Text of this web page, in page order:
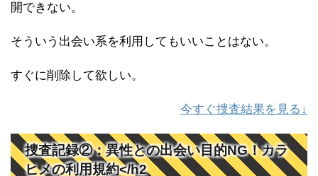
開できない。
そういう出会い系を利用してもいいことはない。
すぐに削除して欲しい。
今すぐ捜査結果を見る↓
捜査記録②：異性との出会い目的NG！カラ
ヒメの利用規約</h2